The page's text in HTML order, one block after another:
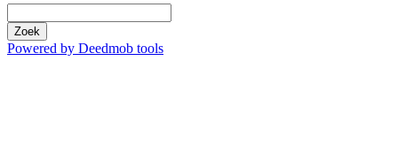
Zoek
Powered by Deedmob tools